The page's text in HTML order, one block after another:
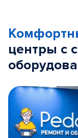
центры с